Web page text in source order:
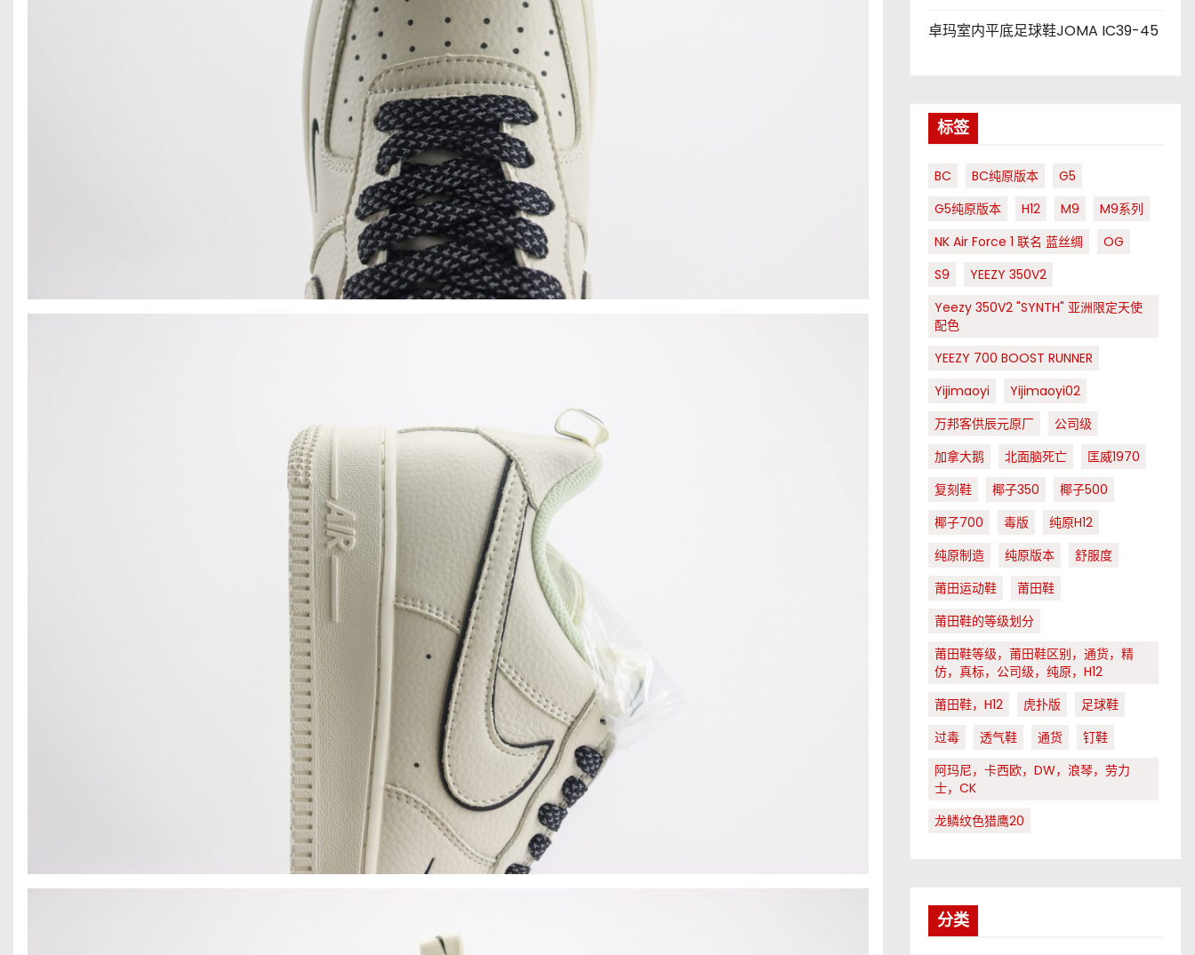
卓玛室内平底足球鞋JOMA IC39-45
标签
BC BC纯原版本
G5
G5纯原版本
H12 M9
M9系列
NK Air Force 1 联名 蓝丝绸
OG
S9
YEEZY 350V2
Yeezy 350V2 "SYNTH" 亚洲限定天使
配色
YEEZY 700 BOOST RUNNER
Yijimaoyi
Yijimaoyi02
万邦客供辰元原厂
公司级
加拿大鹅
北面脑死亡
匡威1970
复刻鞋
椰子350
椰子500
椰子700
毒版
纯原H12
纯原制造
纯原版本
舒服度
莆田运动鞋
莆田鞋
莆田鞋的等级划分
莆田鞋等级，莆田鞋区别，通货，精
仿，真标，公司级，纯原，H12
莆田鞋，H12
虎扑版
足球鞋
过毒
透气鞋 通货
钉鞋
阿玛尼，卡西欧，DW，浪琴，劳力
士，CK
龙鳞纹色猎鹰20
分类